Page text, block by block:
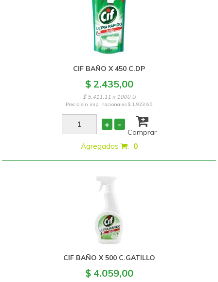
CIF BAÑO X 450 C.DP
$ 2.435,00
$ 5.411,11 x 1000 U
Precio sin imp. nacionales$ 1.923,65
+ -
Comprar
Agregados : 0
CIF BAÑO X 500 C.GATILLO
$ 4.059,00